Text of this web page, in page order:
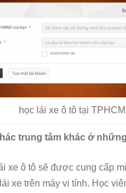
học lái xe ô tô tại TPHCM
trung tâm khác ở
xe ô tô sẽ được cung cấp
xe trên máy vi tính. Học